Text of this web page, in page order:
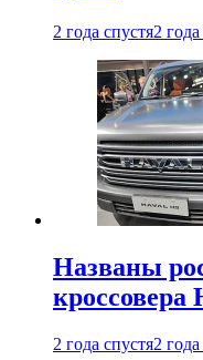
2 года спустя2
Названы
кроссовера
2 года спустя2